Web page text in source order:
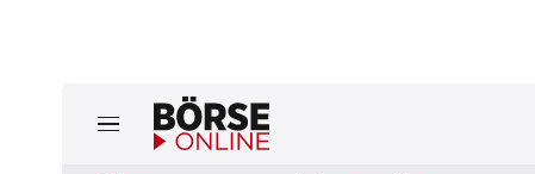
Jetzt aktuelle Ausgabe BÖRSE ONLINE lesen